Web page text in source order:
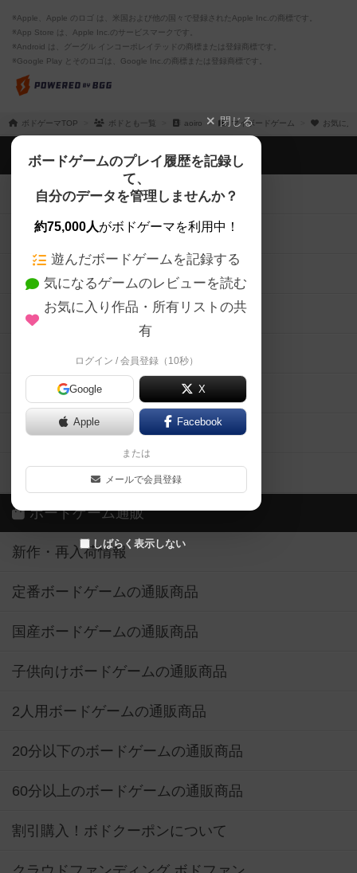
※Apple、Apple のロゴ は、米国および他の国々で登録されたApple Inc.の商標です。
※App Store は、Apple Inc.のサービスマークです。
※Android は、グーグル インコーポレイテッドの商標または登録商標です。
※Google Play とそのロゴは、Google Inc.の商標または登録商標です。
ボドゲーマTOP ボドとも一覧 aoiro マイボードゲーム お気に入
閉じる
ボードゲームのプレイ履歴を記録し
て、
自分のデータを管理しませんか？
約75,000人がボドゲーマを利用中！
遊んだボードゲームを記録する
気になるゲームのレビューを読む
お気に入り作品・所有リストの共
有
ログイン / 会員登録（10秒）
Google X
Apple Facebook
または
メールで会員登録
しばらく表示しない
ボドゲーマTOP
ボードゲームを検索する
ボードゲームの新着レビュー
ボードゲーム会情報
メカニクス特集
掲示板・トピックス
ボドとも・会員一覧
ボードゲーム業界コラム
ボドゲーマご利用案内
ボードゲーム通販
新作・再入荷情報
定番ボードゲームの通販商品
国産ボードゲームの通販商品
子供向けボードゲームの通販商品
2人用ボードゲームの通販商品
20分以下のボードゲームの通販商品
60分以上のボードゲームの通販商品
割引購入！ボドクーポンについて